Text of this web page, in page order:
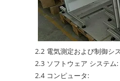
2.2 電気測定および制御シ
2.3 ソフトウェア システム
2.4 コンピュータ: